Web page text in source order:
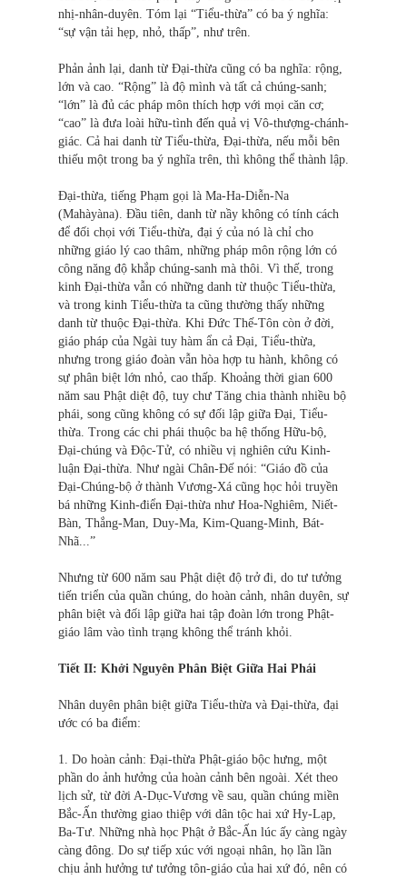
nhị-nhân-duyên. Tóm lại “Tiểu-thừa” có ba ý nghĩa:
“sự vận tải hẹp, nhỏ, thấp”, như trên.
Phản ảnh lại, danh từ Đại-thừa cũng có ba nghĩa: rộng,
lớn và cao. “Rộng” là độ mình và tất cả chúng-sanh;
“lớn” là đủ các pháp môn thích hợp với mọi căn cơ;
“cao” là đưa loài hữu-tình đến quả vị Vô-thượng-chánh-
giác. Cả hai danh từ Tiểu-thừa, Đại-thừa, nếu mỗi bên
thiếu một trong ba ý nghĩa trên, thì không thể thành lập.
Đại-thừa, tiếng Phạm gọi là Ma-Ha-Diễn-Na
(Mahàyàna). Đầu tiên, danh từ nầy không có tính cách
để đối chọi với Tiểu-thừa, đại ý của nó là chỉ cho
những giáo lý cao thâm, những pháp môn rộng lớn có
công năng độ khắp chúng-sanh mà thôi. Vì thế, trong
kinh Đại-thừa vẫn có những danh từ thuộc Tiểu-thừa,
và trong kinh Tiểu-thừa ta cũng thường thấy những
danh từ thuộc Đại-thừa. Khi Ðức Thế-Tôn còn ở đời,
giáo pháp của Ngài tuy hàm ẩn cả Đại, Tiểu-thừa,
nhưng trong giáo đoàn vẫn hòa hợp tu hành, không có
sự phân biệt lớn nhỏ, cao thấp. Khoảng thời gian 600
năm sau Phật diệt độ, tuy chư Tăng chia thành nhiều bộ
phái, song cũng không có sự đối lập giữa Đại, Tiểu-
thừa. Trong các chi phái thuộc ba hệ thống Hữu-bộ,
Đại-chúng và Độc-Tử, có nhiều vị nghiên cứu Kinh-
luận Đại-thừa. Như ngài Chân-Đế nói: “Giáo đồ của
Đại-Chúng-bộ ở thành Vương-Xá cũng học hỏi truyền
bá những Kinh-điển Đại-thừa như Hoa-Nghiêm, Niết-
Bàn, Thắng-Man, Duy-Ma, Kim-Quang-Minh, Bát-
Nhã...”
Nhưng từ 600 năm sau Phật diệt độ trở đi, do tư tưởng
tiến triển của quần chúng, do hoàn cảnh, nhân duyên, sự
phân biệt và đối lập giữa hai tập đoàn lớn trong Phật-
giáo lâm vào tình trạng không thể tránh khỏi.
Tiết II: Khởi Nguyên Phân Biệt Giữa Hai Phái
Nhân duyên phân biệt giữa Tiểu-thừa và Đại-thừa, đại
ước có ba điểm:
1. Do hoàn cảnh: Đại-thừa Phật-giáo bộc hưng, một
phần do ảnh hưởng của hoàn cảnh bên ngoài. Xét theo
lịch sử, từ đời A-Dục-Vương về sau, quần chúng miền
Bắc-Ấn thường giao thiệp với dân tộc hai xứ Hy-Lạp,
Ba-Tư. Những nhà học Phật ở Bắc-Ấn lúc ấy càng ngày
càng đông. Do sự tiếp xúc với ngoại nhân, họ lần lần
chịu ảnh hưởng tư tưởng tôn-giáo của hai xứ đó, nên có